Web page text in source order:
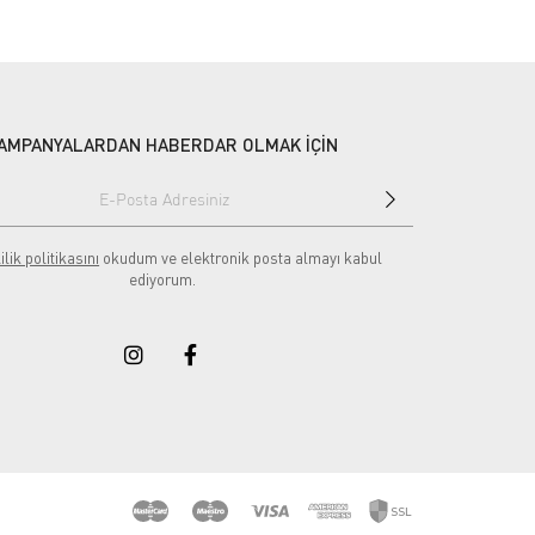
HABERDAR OLMAK İÇİN
politikasını okudum ve elektronik posta almayı kabul
ediyorum.